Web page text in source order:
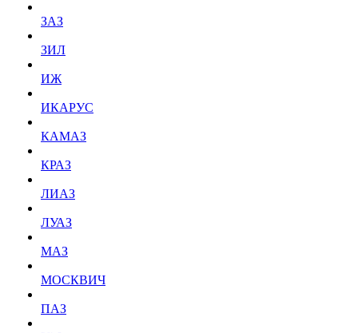
ЗАЗ
ЗИЛ
ИЖ
ИКАРУС
КАМАЗ
КРАЗ
ЛИАЗ
ЛУАЗ
МАЗ
МОСКВИЧ
ПАЗ